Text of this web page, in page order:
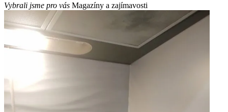
Vybrali jsme pro vás Magazíny a zajímavosti